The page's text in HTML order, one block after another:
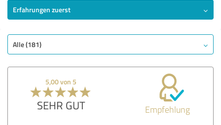
Erfahrungen zuerst
Alle (181)
5,00 von 5
SEHR GUT Empfehlung